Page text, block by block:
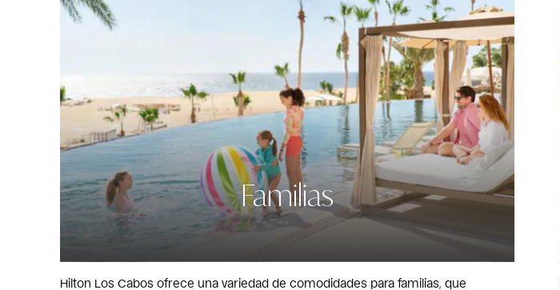
Familias
Hilton Los Cabos ofrece una variedad de comodidades para familias, que